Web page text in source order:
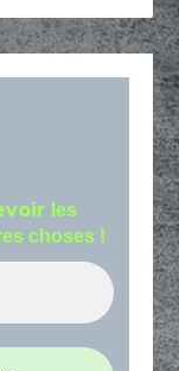
les
choses !